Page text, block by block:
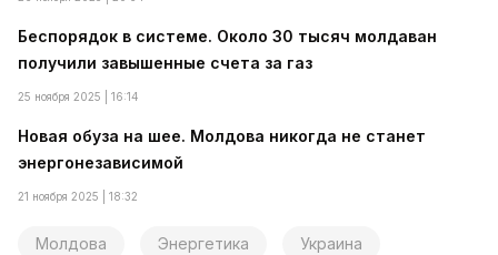
Беспорядок в системе. Около 30 тысяч молдаван
получили завышенные счета за газ
25 ноября 2025 | 16:14
Новая обуза на шее. Молдова никогда не станет
энергонезависимой
21 ноября 2025 | 18:32
Молдова Энергетика Украина